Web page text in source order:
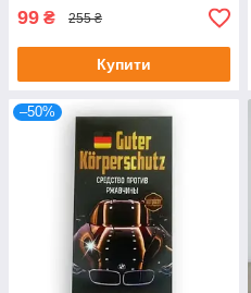
99 ₴ 255 ₴
Купити
–50%